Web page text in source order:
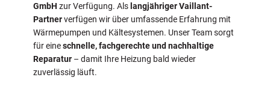
GmbH zur Verfügung. Als langjähriger Vaillant-
Partnerverfügen wir über umfassende Erfahrung mit
Wärmepumpen und Kältesystemen. Unser Team sorgt
für eineschnelle, fachgerechte und nachhaltige
Reparatur – damit Ihre Heizung bald wieder
zuverlässig läuft.